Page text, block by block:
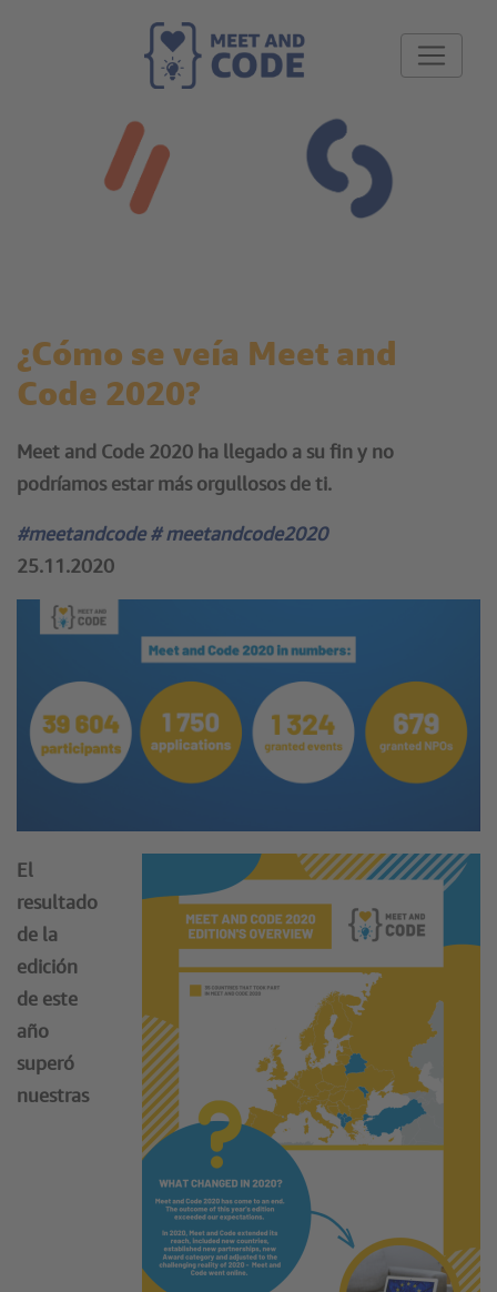
¿Cómo se veía Meet and
Code 2020?
Meet and Code 2020 ha llegado a su fin y no
podríamos estar más orgullosos de ti.
#meetandcode # meetandcode2020
25.11.2020
El
resultado
de la
edición
de este
año
superó
nuestras